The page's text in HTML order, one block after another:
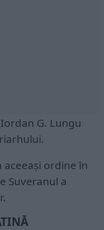
G. Lungu
ordine în
Suveranul a